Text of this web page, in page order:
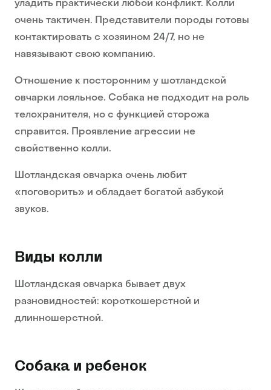
уладить практически любой конфликт. Колли
очень тактичен. Представители породы готовы
контактировать с хозяином 24/7, но не
навязывают свою компанию.
Отношение к посторонним у шотландской
овчарки лояльное. Собака не подходит на роль
телохранителя, но с функцией сторожа
справится. Проявление агрессии не
свойственно колли.
Шотландская овчарка очень любит
«поговорить» и обладает богатой азбукой
звуков.
Виды колли
Шотландская овчарка бывает двух
разновидностей: короткошерстной и
длинношерстной.
Собака и ребенок